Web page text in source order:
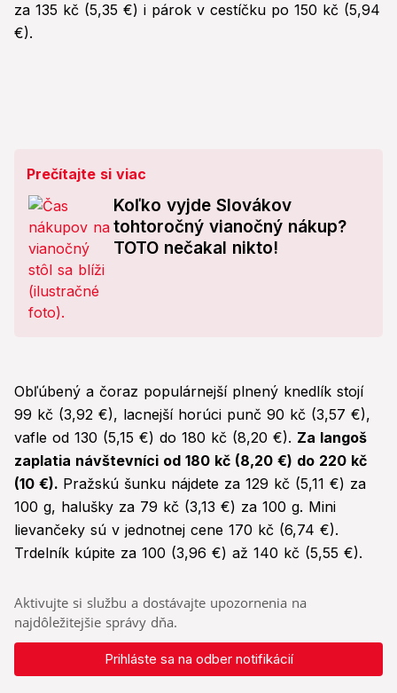
za 135 kč (5,35 €) i párok v cestíčku po 150 kč (5,94
€).
Prečítajte si viac
Koľko vyjde Slovákov
tohtoročný vianočný nákup?
TOTO nečakal nikto!
Obľúbený a čoraz populárnejší plnený knedlík stojí
99 kč (3,92 €), lacnejší horúci punč 90 kč (3,57 €),
vafle od 130 (5,15 €) do 180 kč (8,20 €). Za langoš
zaplatia návštevníci od 180 kč (8,20 €) do 220 kč
(10 €). Pražskú šunku nájdete za 129 kč (5,11 €) za
100 g, halušky za 79 kč (3,13 €) za 100 g. Mini
lievančeky sú v jednotnej cene 170 kč (6,74 €).
Trdelník kúpite za 100 (3,96 €) až 140 kč (5,55 €).
Aktivujte si službu a dostávajte upozornenia na
najdôležitejšie správy dňa.
Prihláste sa na odber notifikácií